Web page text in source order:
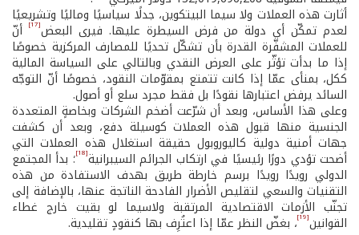
أثارت هذه العملات ولا سيما البيتكوين، جدلًا سياسيًا وماليًا وتشريعيًا
لعدم تمكّن أي دولة من فرض السيطرة عليها. فيرى البعض[17] أنّ
للعملات المشفّرة القدرة بأن تشكّل تحديًا للمصارف المركزية خصوصًا
إذا ما بدأت تؤثّر على العرض النقدي وبالتالي على السياسة المالية
ككل، بمنأى عمّا إذا كانت تتمتع بمقوّمات النقود، خصوصًا أنّ التوجّه
السائد يرفض اعتبارها نقودًا بل فقط مجرد سلع أو أصول.
وعلى هذا الأساس، وبعد أن شرّعت أضخم الشركات وبخاصةٍ المتعددة
الجنسية منها قبول هذه العملات كوسيلة دفع، وبعد أن كشفت
جهات أمنية دولية كاليوروبول حقيقة استغلال هذه العملات التي
أضحت تؤدي دورًا رئيسيًا في ارتكاب الجرائم السيبرانية[18] ؛ بدأ المجتمع
الدولي رويدًا رويدًا برسم خارطة طريق بهدف الاستفادة من هذه
التقنيات والسعي لتقليص الأضرار الفادحة الناتجة عنها، بالإضافة إلى
تجنّب الأزمات الاقتصادية المرتقبة ولاسيما لو بقيت خارج غطاء
القوانين[19]
، بغضّ النظر عمّا إذا اعتُرِف بها كنقودٍ تقليدية.